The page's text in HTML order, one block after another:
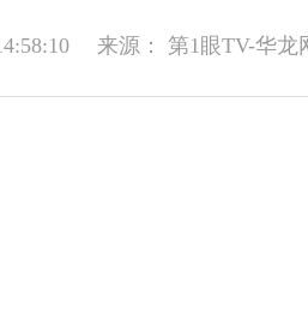
来源： 第1眼TV-华龙